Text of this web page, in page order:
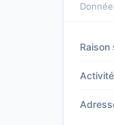
Raison
Activité